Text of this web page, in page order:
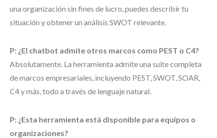
una organización sin fines de lucro, puedes describir tu
situación y obtener un análisis SWOT relevante.
P: ¿El chatbot admite otros marcos como PEST o C4?
Absolutamente. La herramienta admite una suite completa
de marcos empresariales, incluyendo PEST, SWOT, SOAR,
C4 y más, todo a través de lenguaje natural.
P: ¿Esta herramienta está disponible para equipos o
organizaciones?